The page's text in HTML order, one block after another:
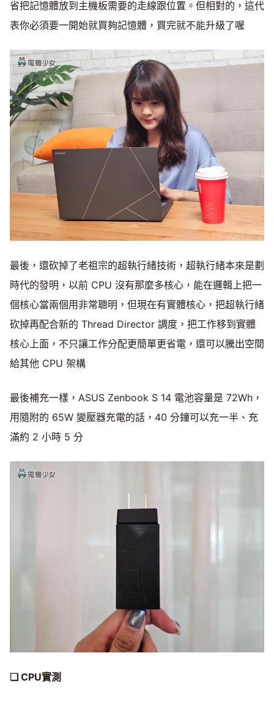
省把記憶體放到主機板需要的走線跟位置。但相對的，這代
表你必須要一開始就買夠記憶體，買完就不能升級了喔
最後，還砍掉了老祖宗的超執行緒技術，超執行緒本來是劃
時代的發明，以前 CPU 沒有那麼多核心，能在邏輯上把一
個核心當兩個用非常聰明，但現在有實體核心，把超執行緒
砍掉再配合新的 Thread Director 調度，把工作移到實體
核心上面，不只讓工作分配更簡單更省電，還可以騰出空間
給其他 CPU 架構
最後補充一樣，ASUS Zenbook S 14 電池容量是 72Wh，
用隨附的 65W 變壓器充電的話，40 分鐘可以充一半、充
滿約 2 小時 5 分
❑ CPU實測